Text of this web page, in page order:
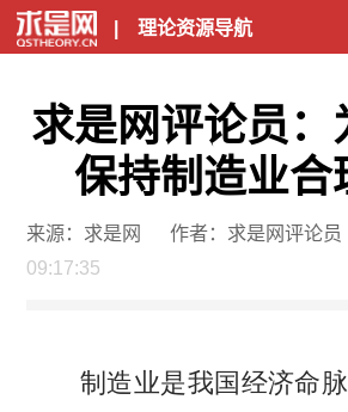
| 理论资源导航
求是网评论员：
保持制造业合
来源：求是网 作者：求是网评论员
09:17:35
制造业是我国经济命脉